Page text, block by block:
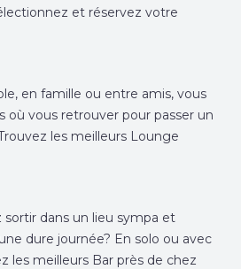
et réservez votre
en famille ou entre amis, vous
où vous retrouver pour passer un
les meilleurs Lounge
sortir dans un lieu sympa et
dure journée? En solo ou avec
les meilleurs Bar près de chez